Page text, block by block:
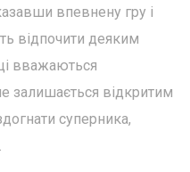
впевнену гру і
відпочити деяким
вважаються
залишається відкритим
суперника,